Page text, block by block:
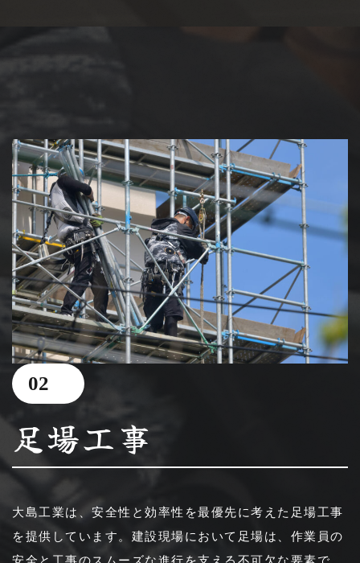
02
足場工事
大島工業は、安全性と効率性を最優先に考えた足場工事
を提供しています。建設現場において足場は、作業員の
安全と工事のスムーズな進行を支える不可欠な要素で